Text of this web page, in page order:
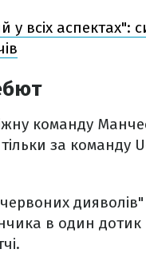
у всіх
команду
за команду
в один дотик